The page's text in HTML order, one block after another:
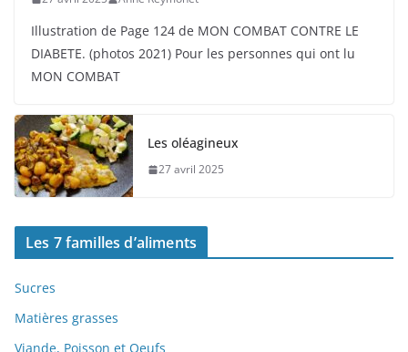
Illustration de Page 124 de MON COMBAT CONTRE LE
DIABETE. (photos 2021) Pour les personnes qui ont lu
MON COMBAT
Les oléagineux
27 avril 2025
Les 7 familles d’aliments
Sucres
Matières grasses
Viande, Poisson et Oeufs